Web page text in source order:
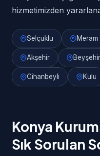
hizmetimizden
Selçuklu Meram
Akşehir Beyşehir
Cihanbeyli Kulu
Konya
Sık Sorulan